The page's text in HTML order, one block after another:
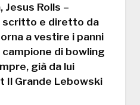
Jesus Rolls –
scritto e diretto da
a vestire i panni
campione di bowling
già da lui
Grande Lebowski